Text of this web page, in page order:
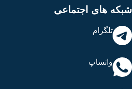
شبکه های اجتماعی
تلگرام
واتساپ